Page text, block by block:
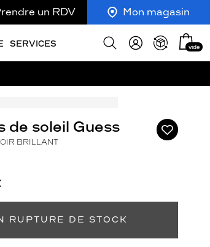
un RDV Mon magasin
SERVICES
Afficher
Mon
panier
vide
Ajouter
à
de soleil Guess
BRILLANT
RUPTURE DE STOCK